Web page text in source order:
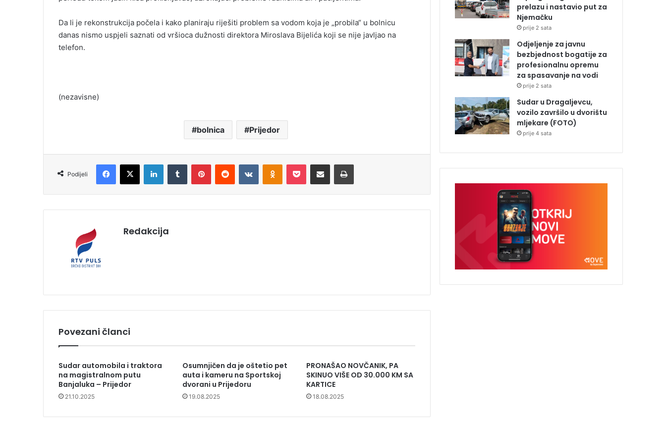
Da li je rekonstrukcija počela i kako planiraju riješiti problem sa vodom koja je „probila“ u bolnicu
danas nismo uspjeli saznati od vršioca dužnosti direktora Miroslava Bijelića koji se nije javljao na
telefon.
(nezavisne)
bolnica Prijedor
Podijeli
Redakcija
Povezani članci
Sudar automobila i traktora
na magistralnom putu
Banjaluka – Prijedor
21.10.2025
Osumnjičen da je oštetio pet
auta i kameru na Sportskoj
dvorani u Prijedoru
19.08.2025
PRONAŠAO NOVČANIK, PA
SKINUO VIŠE OD 30.000 KM SA
KARTICE
18.08.2025
prelazu i nastavio put za
Njemačku
prije 2 sata
Odjeljenje za javnu
bezbjednost bogatije za
profesionalnu opremu
za spasavanje na vodi
prije 2 sata
Sudar u Dragaljevcu,
vozilo završilo u dvorištu
mljekare (FOTO)
prije 4 sata